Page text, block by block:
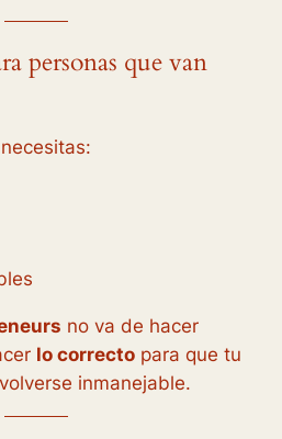
personas que van
no va de hacer
lo correctopara que tu
inmanejable.